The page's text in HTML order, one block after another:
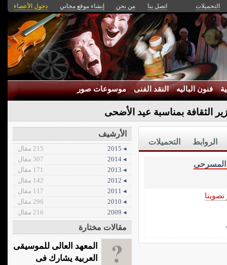
التحميلات اتصل بنا من نحن إنشاء موقع مجاني دخول الأعضاء
فنون الباليه النقد الفنى موسوعات صور
الثقافة بمناسبة عيد الأضحى
التحميلات الروابط
المسرحى
تصويتا
الأرشيف
◂ 2015
215 مقال
◂ 2014
307 مقال
◂ 2013
171 مقال
◂ 2012
142 مقال
◂ 2011
117 مقال
◂ 2010
296 مقال
◂ 2009
216 مقال
مقالات مختارة
المعهد العالى للموسيقى
العربية يشارك فى